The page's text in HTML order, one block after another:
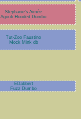
Stephanie's Aimée
Agouti Hooded Dumbo
Tut-Zoo Faustino
Mock Mink db
EDabbert
Fuzz Dumbo